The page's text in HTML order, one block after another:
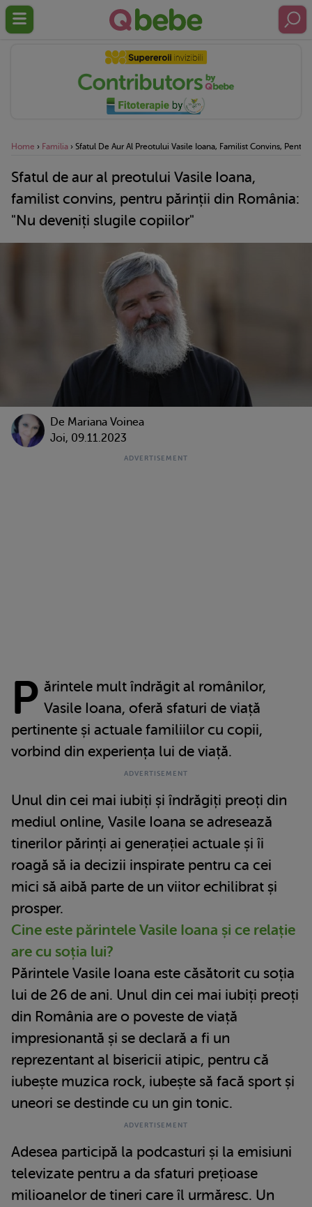
Home › Familia › Sfatul De Aur Al Preotului Vasile Ioana, Familist Convins,
Sfatul de aur al preotului Vasile Ioana,
familist convins, pentru părinții din România:
"Nu deveniți slugile copiilor"
De Mariana Voinea
Joi, 09.11.2023
P ărintele mult îndrăgit al românilor,
Vasile Ioana, oferă sfaturi de viață
pertinente și actuale familiilor cu copii,
vorbind din experiența lui de viață.
Unul din cei mai iubiți și îndrăgiți preoți din
mediul online, Vasile Ioana se adresează
tinerilor părinți ai generației actuale și îi
roagă să ia decizii inspirate pentru ca cei
mici să aibă parte de un viitor echilibrat și
prosper.
Cine este părintele Vasile Ioana și ce relație
are cu soția lui?
Părintele Vasile Ioana este căsătorit cu soția
lui de 26 de ani. Unul din cei mai iubiți preoți
din România are o poveste de viață
impresionantă și se declară a fi un
reprezentant al bisericii atipic, pentru că
iubește muzica rock, iubește să facă sport și
uneori se destinde cu un gin tonic.
Adesea participă la podcasturi și la emisiuni
televizate pentru a da sfaturi prețioase
milioanelor de tineri care îl urmăresc. Un